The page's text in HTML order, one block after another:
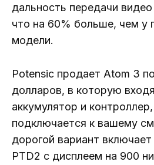
дальность передачи
что на 60% больше, чем у
модели.
Potensic продает Atom 3
долларов, в которую
аккумулятор и
подключается к вашему
дорогой вариант
PTD2 с дисплеем на 900